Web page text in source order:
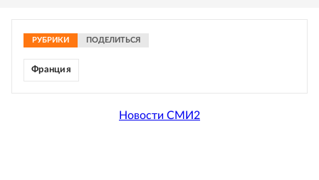
РУБРИКИ ПОДЕЛИТЬСЯ
Франция
Новости СМИ2